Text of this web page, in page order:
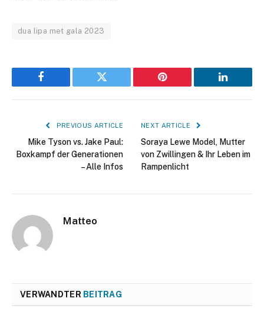
dua lipa met gala 2023
Facebook Twitter Pinterest LinkedIn
PREVIOUS ARTICLE
Mike Tyson vs. Jake Paul:
Boxkampf der Generationen
– Alle Infos
NEXT ARTICLE
Soraya Lewe Model, Mutter
von Zwillingen & Ihr Leben im
Rampenlicht
Matteo
VERWANDTER BEITRAG